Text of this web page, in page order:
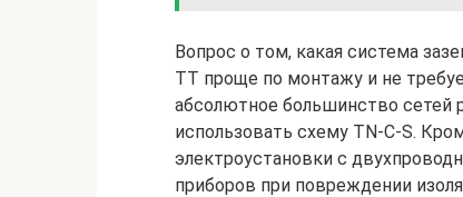
Вопрос о том, какая система
ТТ проще по монтажу и не
абсолютное большинство сетей
использовать схему TN-C-S.
электроустановки с
приборов при повреждении